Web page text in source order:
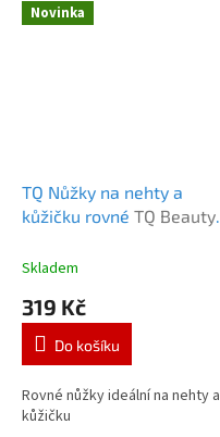
Novinka
TQ Nůžky na nehty a
kůžičku rovné TQ Beauty
rovné
Skladem
319 Kč
Do košíku
Rovné nůžky ideální na nehty a
kůžičku